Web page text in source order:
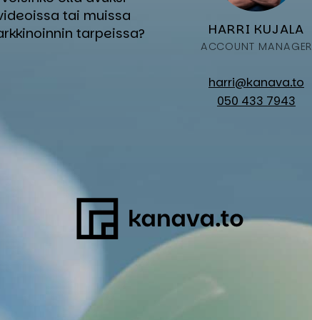
tai muissa
tarpeissa?
HAR­RI KU­JA­LA
AC­COUNT MA­NA­GER
harri@kanava.to
050 433 7943